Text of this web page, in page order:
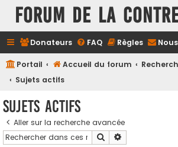
FORUM DE LA
Donateurs FAQ Règles
Portail Accueil du forum
Sujets actifs
Sujets actifs
Aller sur la recherche avancée
Rechercher